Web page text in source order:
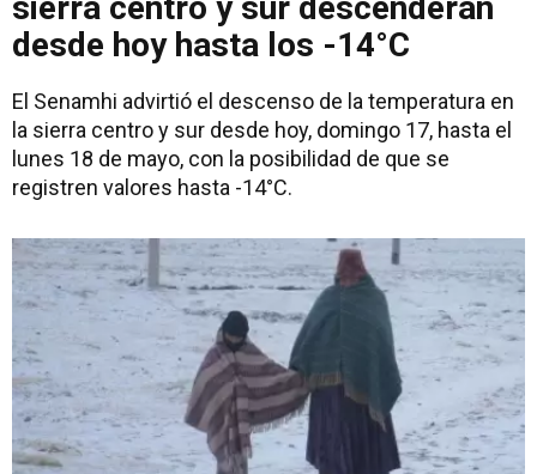
desde hoy hasta los -14°C
El Senamhi advirtió el descenso de la temperatura en
la sierra centro y sur desde hoy, domingo 17, hasta el
lunes 18 de mayo, con la posibilidad de que se
registren valores hasta -14°C.